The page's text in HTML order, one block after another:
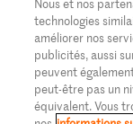
Simple & vite
Apéritif
Préparations
Tutoriels
Glossaire des
Login Migusto
Cuisiner avec
Service
Publicité
Supermarché
Migros Online
À propos de
DE FR IT
technologies
améliorer nos
publicités, aussi
peuvent
peut-être pas un
équivalent. Vous